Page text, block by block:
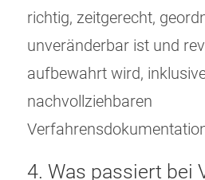
richtig, zeitgerecht,
unveränderbar ist und
aufbewahrt wird,
nachvollziehbaren
4. Was passiert bei